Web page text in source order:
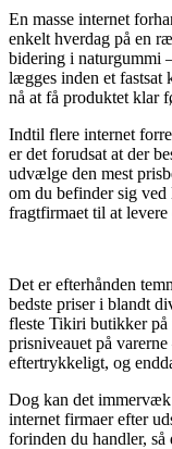
En masse internet
enkelt hverdag på en
bidering i naturgummi
lægges inden et fastsat
nå at få produktet klar
Indtil flere internet
er det forudsat at der
udvælge den mest
om du befinder sig ved
fragtfirmaet til at
Det er efterhånden
bedste priser i blandt
fleste Tikiri butikker på
prisniveauet på
eftertrykkeligt, og
Dog kan det
internet firmaer efter
forinden du handler, så